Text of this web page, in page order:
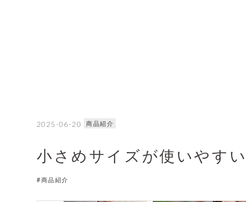
2025-06-20 商品紹介
小さめサイズが使いやす
#商品紹介